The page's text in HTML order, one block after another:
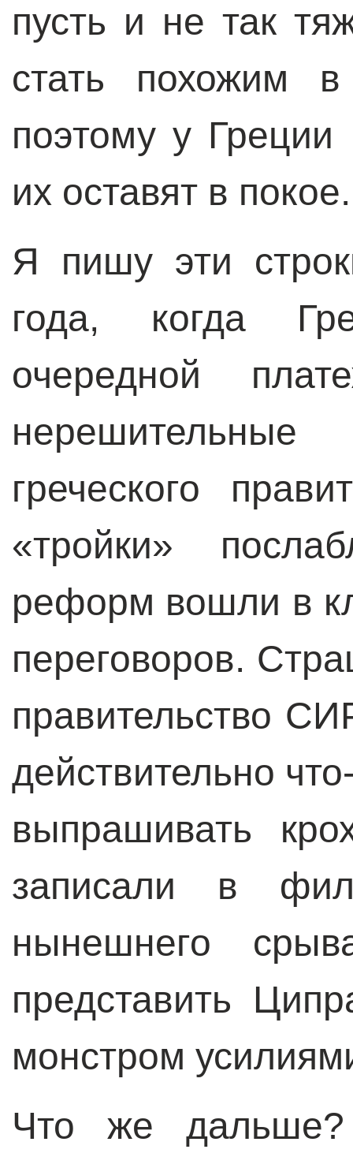
пусть и не так
стать похожим
поэтому у
их оставят в покое.
Я пишу эти
года, когда
очередной
греческого
«тройки»
реформ вошли в
переговоров.
правительство
действительно
выпрашивать
записали в
нынешнего
представить
монстром
Что же дальше?